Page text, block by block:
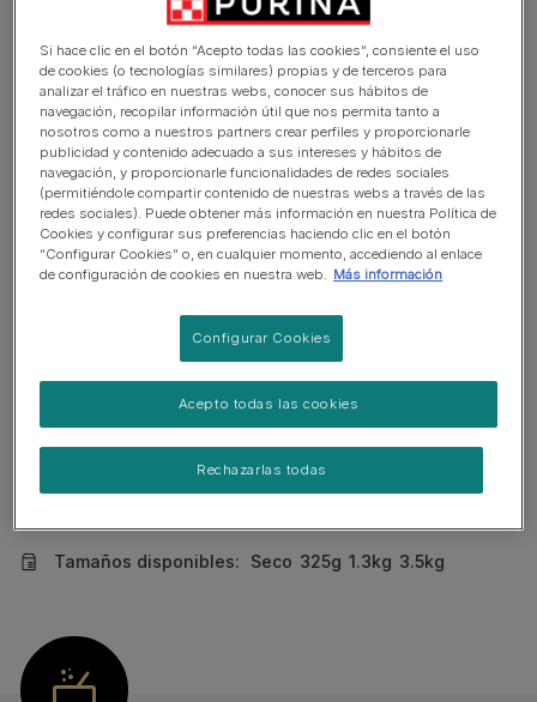
Proteína hidrolizada limitada con bajo
peso molecular
Fuentes de hidratos de carbono
purificadas
Alta palatabilidad
Recomendado para
Reacciones adversas al alimento
Alergia Alimentaria tratamiento a largo plazo
Intolerancia alimentaria
Ver más
Tamaños disponibles: Seco 325g 1.3kg 3.5kg
Si hace clic en el botón “Acepto todas las cookies”, consiente el uso
de cookies (o tecnologías similares) propias y de terceros para
analizar el tráfico en nuestras webs, conocer sus hábitos de
navegación, recopilar información útil que nos permita tanto a
nosotros como a nuestros partners crear perfiles y proporcionarle
publicidad y contenido adecuado a sus intereses y hábitos de
navegación, y proporcionarle funcionalidades de redes sociales
(permitiéndole compartir contenido de nuestras webs a través de las
redes sociales). Puede obtener más información en nuestra Política de
Cookies y configurar sus preferencias haciendo clic en el botón
“Configurar Cookies” o, en cualquier momento, accediendo al enlace
de configuración de cookies en nuestra web. Más información
Configurar Cookies
Rechazarlas todas
Acepto todas las cookies